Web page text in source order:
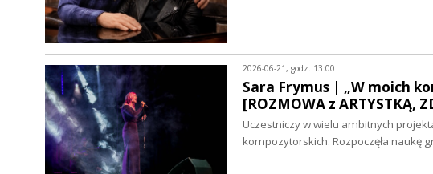
2026-06-21, godz. 13:00
Sara Frymus | „W moich
[ROZMOWA z ARTYSTKĄ,
Uczestniczy w wielu ambitnych
kompozytorskich. Rozpoczęła naukę